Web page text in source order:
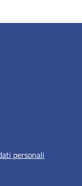
personali